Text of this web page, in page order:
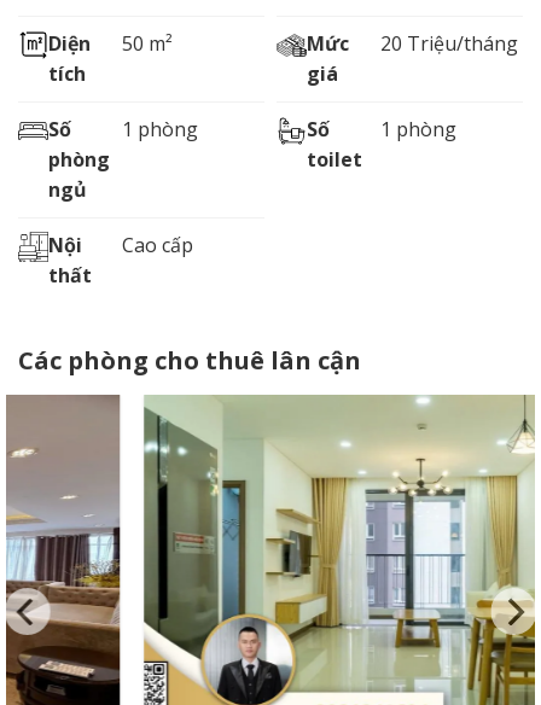
Diện
tích
50 m²
Mức
giá
20 Triệu/tháng
Số
phòng
ngủ
1 phòng
Số
toilet
1 phòng
Nội
thất
Cao cấp
Các phòng cho thuê lân cận